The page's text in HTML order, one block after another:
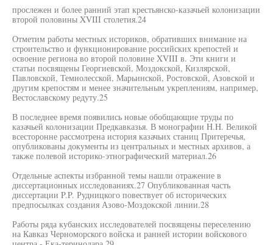
прослежен и более ранний этап крестьянско-казачьей колонизации
второй половины XVIII столетия.24
Отметим работы местных историков, обративших внимание на
строительство и функционирование российских крепостей и
освоение региона во второй половине XVIII в. Эти книги и
статьи посвящены Георгиевской, Моздокской, Кизлярской,
Павловской, Темнолесской, Марьинской, Ростовской, Азовской и
другим крепостям и менее значительным укреплениям, например,
Вестославскому редуту.25
В последнее время появились новые обобщающие труды по
казачьей колонизации Предкавказья. В монографии H.H. Великой
всесторонне рассмотрена история казачьих станиц Притеречья,
опубликованы документы из центральных и местных архивов, а
также полевой историко-этнографический материал.26
Отдельные аспекты избранной темы нашли отражение в
диссертационных исследованиях.27 Опубликованная часть
диссертации P.P. Рудницкого повествует об исторических
предпосылках создания Азово-Моздокской линии.28
Работы ряда кубанских исследователей посвящены переселению
на Кавказ Черноморского войска и ранней истории войскового